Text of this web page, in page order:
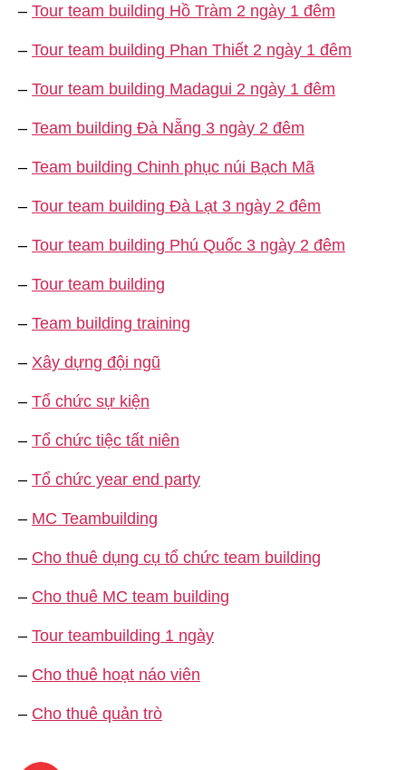
– Tour team building Hồ Tràm 2 ngày 1 đêm
– Tour team building Phan Thiết 2 ngày 1 đêm
– Tour team building Madagui 2 ngày 1 đêm
– Team building Đà Nẵng 3 ngày 2 đêm
– Team building Chinh phục núi Bạch Mã
– Tour team building Đà Lạt 3 ngày 2 đêm
– Tour team building Phú Quốc 3 ngày 2 đêm
– Tour team building
– Team building training
– Xây dựng đội ngũ
– Tổ chức sự kiện
– Tổ chức tiệc tất niên
– Tổ chức year end party
– MC Teambuilding
– Cho thuê dụng cụ tổ chức team building
– Cho thuê MC team building
– Tour teambuilding 1 ngày
– Cho thuê hoạt náo viên
– Cho thuê quản trò